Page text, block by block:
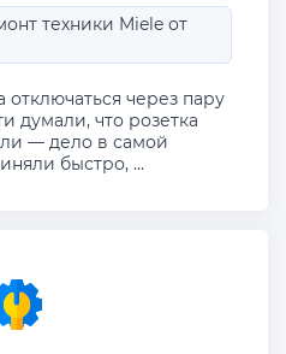
техники Miele от
отключаться через пару
думали, что розетка
— дело в самой
быстро, ...